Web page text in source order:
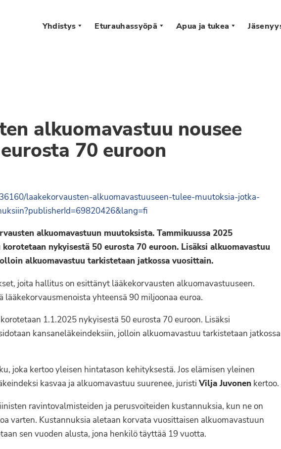
Yhdistys Eturauhassyöpä Apua ja tukea
alkuomavastuu nousee
70 euroon
laakekorvausten-alkuomavastuuseen-tulee-muutoksia-jotka-
alkuomavastuun muutoksista. Tammikuussa 2025
nykyisestä 50 eurosta 70 euroon. Lisäksi alkuomavastuu
alkuomavastuu tarkistetaan jatkossa vuosittain.
joita hallitus on esittänyt lääkekorvausten alkuomavastuuseen.
yhteensä 90 miljoonaa euroa.
1.1.2025 nykyisestä 50 eurosta 70 euroon. Lisäksi
kansaneläkeindeksiin, jolloin alkuomavastuu tarkistetaan jatkossa
joka kertoo yleisen hintatason kehityksestä. Jos elämisen yleinen
kasvaa ja alkuomavastuu suurenee, juristi Vilja Juvonen kertoo.
ravintovalmisteiden ja perusvoiteiden kustannuksia, kun ne on
varten. Kustannuksia aletaan korvata vuosittaisen alkuomavastuun
sen vuoden alusta, jona henkilö täyttää 19 vuotta.